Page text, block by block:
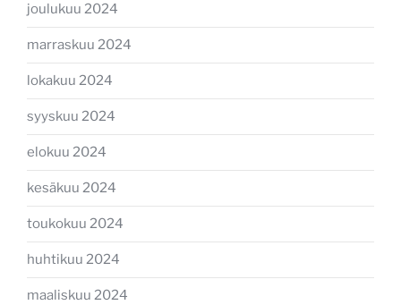
joulukuu 2024
marraskuu 2024
lokakuu 2024
syyskuu 2024
elokuu 2024
kesäkuu 2024
toukokuu 2024
huhtikuu 2024
maaliskuu 2024